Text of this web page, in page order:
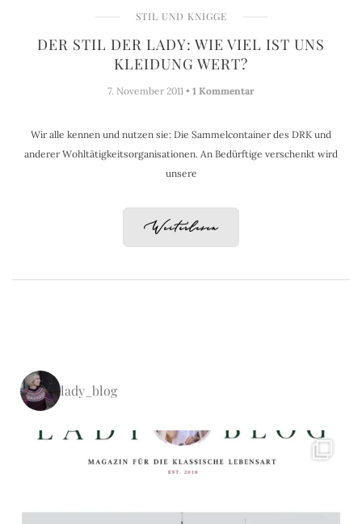
STIL UND KNIGGE
DER STIL DER LADY: WIE VIEL IST UNS
KLEIDUNG WERT?
7. November 2011 • 1 Kommentar
Wir alle kennen und nutzen sie: Die Sammelcontainer des DRK und
anderer Wohltätigkeitsorganisationen. An Bedürftige verschenkt wird
unsere
Weiterlesen
lady_blog